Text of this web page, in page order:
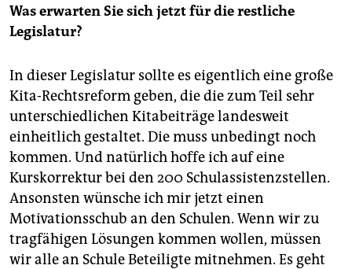
Was erwarten Sie sich jetzt für die restliche
Legislatur?
In dieser Legislatur sollte es eigentlich eine große
Kita-Rechtsreform geben, die die zum Teil sehr
unterschiedlichen Kita­beiträge landesweit
einheitlich gestaltet. Die muss unbedingt noch
kommen. Und natürlich hoffe ich auf eine
Kurskorrektur bei den 200 Schulassistenzstellen.
Ansonsten wünsche ich mir jetzt einen
Motivationsschub an den Schulen. Wenn wir zu
tragfähigen Lösungen kommen wollen, müssen
wir alle an Schule Beteiligte mitnehmen. Es geht